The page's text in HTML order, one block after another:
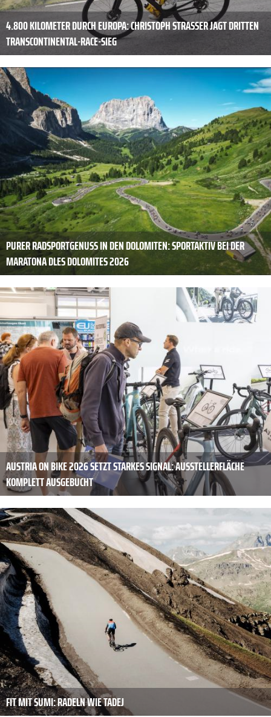
4.800 KILOMETER DURCH EUROPA: CHRISTOPH STRASSER JAGT DRITTEN
TRANSCONTINENTAL-RACE-SIEG
PURER RADSPORTGENUSS IN DEN DOLOMITEN: SPORTAKTIV BEI DER
MARATONA DLES DOLOMITES 2026
AUSTRIA ON BIKE 2026 SETZT STARKES SIGNAL: AUSSTELLERFLÄCHE
KOMPLETT AUSGEBUCHT
FIT MIT SUMI: RADELN WIE TADEJ